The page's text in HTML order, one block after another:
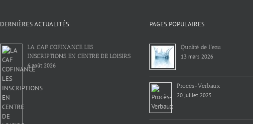
DERNIÈRES ACTUALITÉS
LA CAF COFINANCE LES
INSCRIPTIONS EN CENTRE DE LOISIRS
6 août 2026
PAGES POPULAIRES
Qualité de l’eau
13 mars 2026
Procès-Verbaux
20 juillet 2025